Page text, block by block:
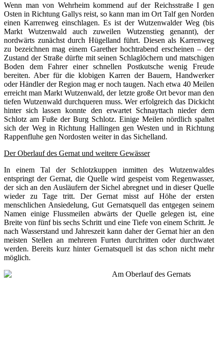
Wenn man von Wehrheim kommend auf der Reichsstraße I gen
Osten in Richtung Gallys reist, so kann man im Ort Talf gen Norden
einen Karrenweg einschlagen. Es ist der Wutzenwalder Weg (bis
Markt Wutzenwald auch zuweilen Wutzenstieg genannt), der
nordwärts zunächst durch Hügelland führt. Diesen als Karrenweg
zu bezeichnen mag einem Garether hochtrabend erscheinen – der
Zustand der Straße dürfte mit seinen Schlaglöchern und matschigen
Boden dem Fahrer einer schnellen Postkutsche wenig Freude
bereiten. Aber für die klobigen Karren der Bauern, Handwerker
oder Händler der Region mag er noch taugen. Nach etwa 40 Meilen
erreicht man Markt Wutzenwald, der letzte große Ort bevor man den
tiefen Wutzenwald durchqueren muss. Wer erfolgreich das Dickicht
hinter sich lassen konnte den erwartet Schnayttach nieder dem
Schlotz am Fuße der Burg Schlotz. Einige Meilen nördlich spaltet
sich der Weg in Richtung Hallingen gen Westen und in Richtung
Rappenfluhe gen Nordosten weiter in das Sichelland.
Der Oberlauf des Gernat und weitere Gewässer
In einem Tal der Schlotzkuppen inmitten des Wutzenwaldes
entspringt der Gernat, die Quelle wird gespeist vom Regenwasser,
der sich an den Ausläufern der Sichel abregnet und in dieser Quelle
wieder zu Tage tritt. Der Gernat misst auf Höhe der ersten
menschlichen Ansiedelung, Gut Gernatsquell das entgegen seinem
Namen einige Flussmeilen abwärts der Quelle gelegen ist, eine
Breite von fünf bis sechs Schritt und eine Tiefe von einem Schritt. Je
nach Wasserstand und Jahreszeit kann daher der Gernat hier an den
meisten Stellen an mehreren Furten durchritten oder durchwatet
werden. Bereits kurz hinter Gernatsquell ist das schon nicht mehr
möglich.